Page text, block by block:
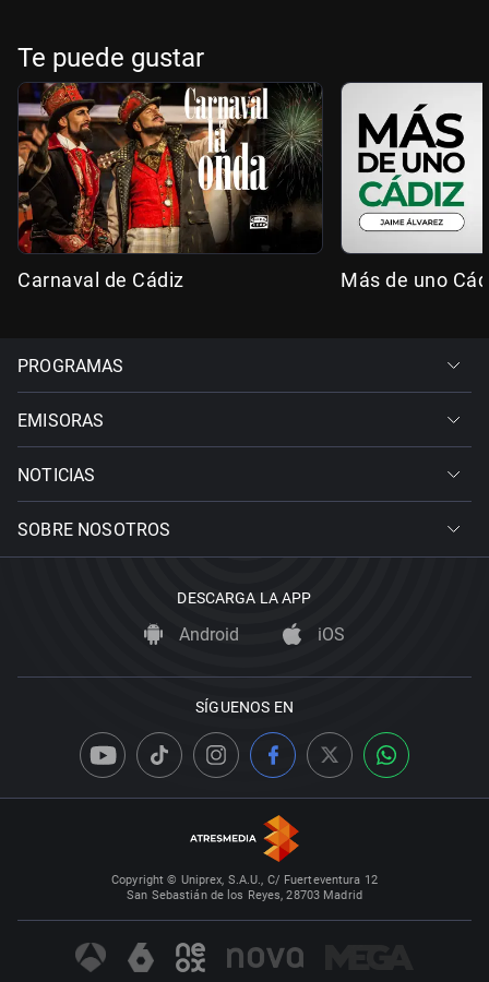
Te puede gustar
Carnaval de Cádiz Más de uno
PROGRAMAS
EMISORAS
NOTICIAS
SOBRE NOSOTROS
DESCARGA LA APP
Android iOS
SÍGUENOS EN
Copyright © Uniprex, S.A.U., C/ Fuerteventura 12
San Sebastián de los Reyes, 28703 Madrid